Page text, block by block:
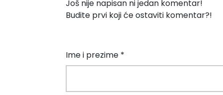
Još nije napisan ni jedan komentar!
Budite prvi koji će ostaviti komentar?!
Ime i prezime *